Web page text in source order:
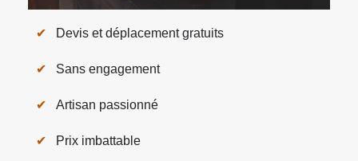
Devis et déplacement gratuits
Sans engagement
Artisan passionné
Prix imbattable